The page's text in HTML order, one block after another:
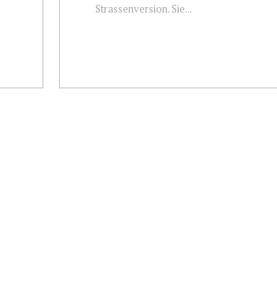
Strassenversion. Sie...